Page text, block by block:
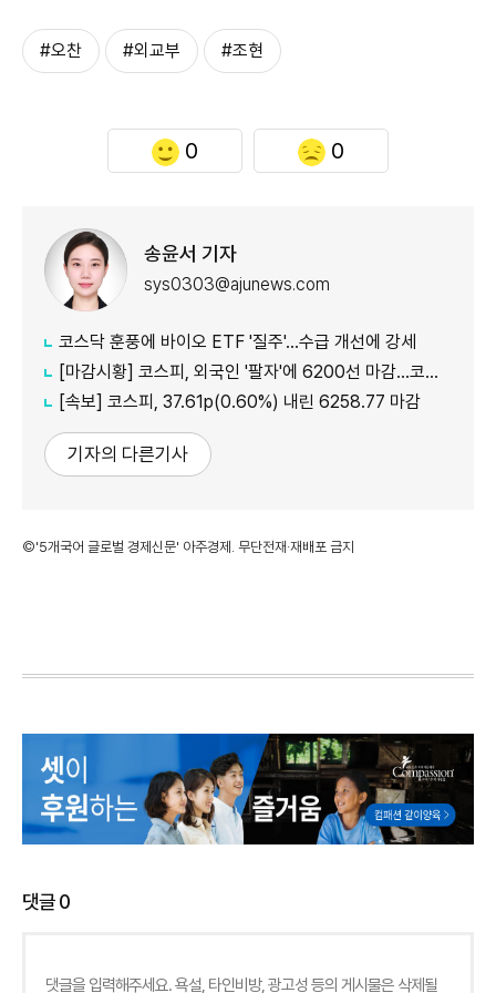
#오찬 #외교부 #조현
0 0
송윤서 기자
sys0303@ajunews.com
코스닥 훈풍에 바이오 ETF '질주'…수급 개선에 강세
[마감시황] 코스피, 외국인 '팔자'에 6200선 마감…코스닥도 하락
[속보] 코스피, 37.61p(0.60%) 내린 6258.77 마감
기자의 다른기사
©'5개국어 글로벌 경제신문' 아주경제. 무단전재·재배포 금지
댓글0